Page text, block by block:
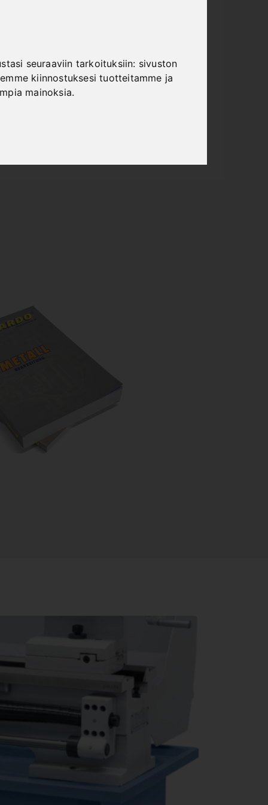
seuraaviin tarkoituksiin: sivuston
kiinnostuksesi tuotteitamme ja
mainoksia.
VERKOSSA